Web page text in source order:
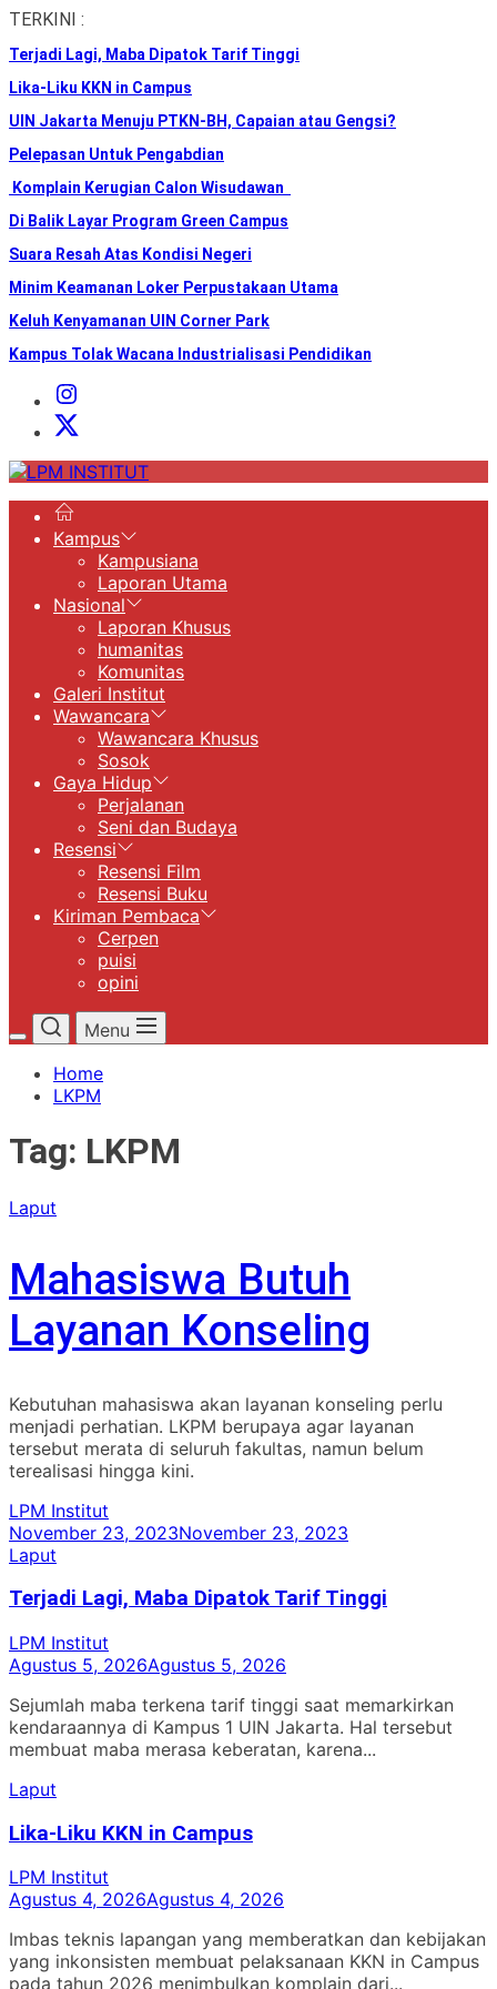
Skip
the
content
TERKINI :
Terjadi Lagi, Maba Dipatok Tarif Tinggi
Lika-Liku KKN in Campus
UIN Jakarta Menuju PTKN-BH, Capaian atau Gengsi?
Pelepasan Untuk Pengabdian
Komplain Kerugian Calon Wisudawan
Di Balik Layar Program Green Campus
Suara Resah Atas Kondisi Negeri
Minim Keamanan Loker Perpustakaan Utama
Keluh Kenyamanan UIN Corner Park
Kampus Tolak Wacana Industrialisasi Pendidikan
Instagram
Institut
X
LPM
Kampus
Kampusiana
Laporan Utama
Nasional
Laporan Khusus
humanitas
Komunitas
Galeri Institut
Wawancara
Wawancara Khusus
Sosok
Gaya Hidup
Perjalanan
Seni dan Budaya
Resensi
Resensi Film
Resensi Buku
Kiriman Pembaca
Cerpen
puisi
opini
Menu
Home
LKPM
Tag: LKPM
Laput
Mahasiswa Butuh
Layanan Konseling
Kebutuhan mahasiswa akan layanan konseling perlu
menjadi perhatian. LKPM berupaya agar layanan
tersebut merata di seluruh fakultas, namun belum
terealisasi hingga kini.
LPM Institut
November 23, 2023November 23, 2023
Laput
Terjadi Lagi, Maba Dipatok Tarif Tinggi
LPM Institut
Agustus 5, 2026Agustus 5, 2026
Sejumlah maba terkena tarif tinggi saat memarkirkan
kendaraannya di Kampus 1 UIN Jakarta. Hal tersebut
membuat maba merasa keberatan, karena...
Laput
Lika-Liku KKN in Campus
LPM Institut
Agustus 4, 2026Agustus 4, 2026
Imbas teknis lapangan yang memberatkan dan kebijakan
yang inkonsisten membuat pelaksanaan KKN in Campus
pada tahun 2026 menimbulkan komplain dari...